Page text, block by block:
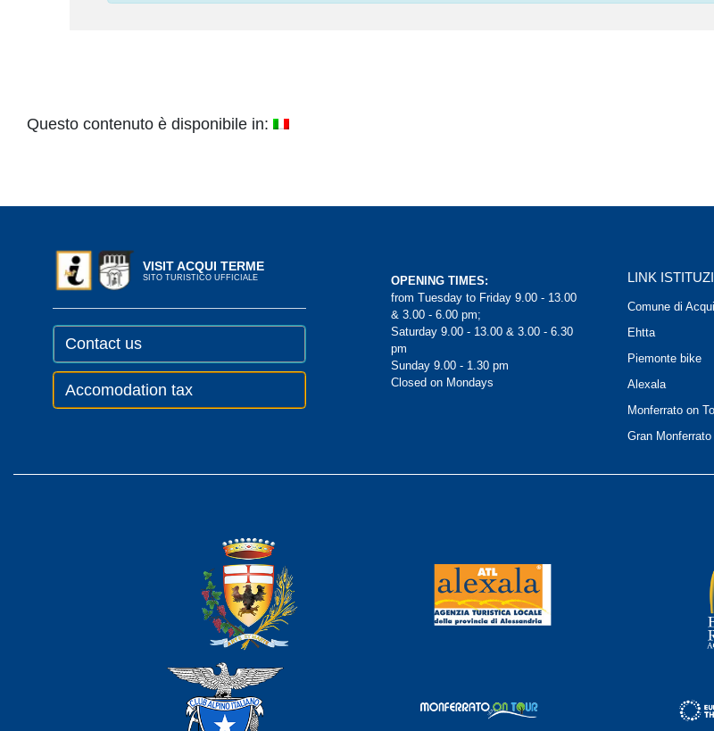
Questo contenuto è disponibile in:
VISIT ACQUI TERME
SITO TURISTICO UFFICIALE
Contact us
Accomodation tax
OPENING TIMES:
from Tuesday to Friday 9.00 - 13.00
& 3.00 - 6.00 pm;
Saturday 9.00 - 13.00 & 3.00 - 6.30
pm
Sunday 9.00 - 1.30 pm
Closed on Mondays
LINK
Comune di
Ehtta
Piemonte bike
Alexala
Monferrato on
Gran Monferrato